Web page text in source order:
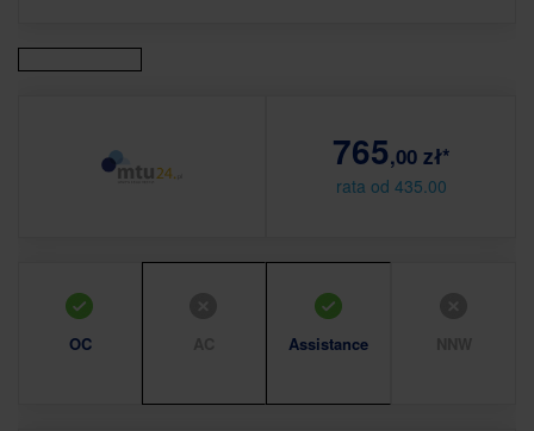
765,00 zł*
rata od 435.00
OC Assistance